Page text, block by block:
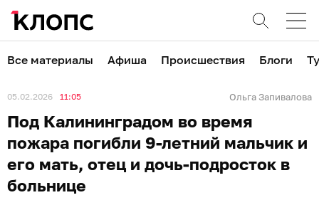
Все материалы Афиша Происшествия Блоги
05.02.2026 11:05 Ольга Запивалова
Под Калининградом во время
пожара погибли 9-летний мальчик и
его мать, отец и дочь-подросток в
больнице